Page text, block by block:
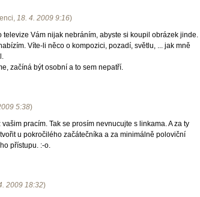
, 18. 4. 2009 9:16)
Vám nijak nebráním, abyste si koupil obrázek jinde.
Víte-li něco o kompozici, pozadí, světlu, ... jak mně
začíná být osobní a to sem nepatří.
5:38)
pracím. Tak se prosím nevnucujte s linkama. A za ty
u pokročilého začátečníka a za minimálně poloviční
přístupu. :-o.
2009 18:32)